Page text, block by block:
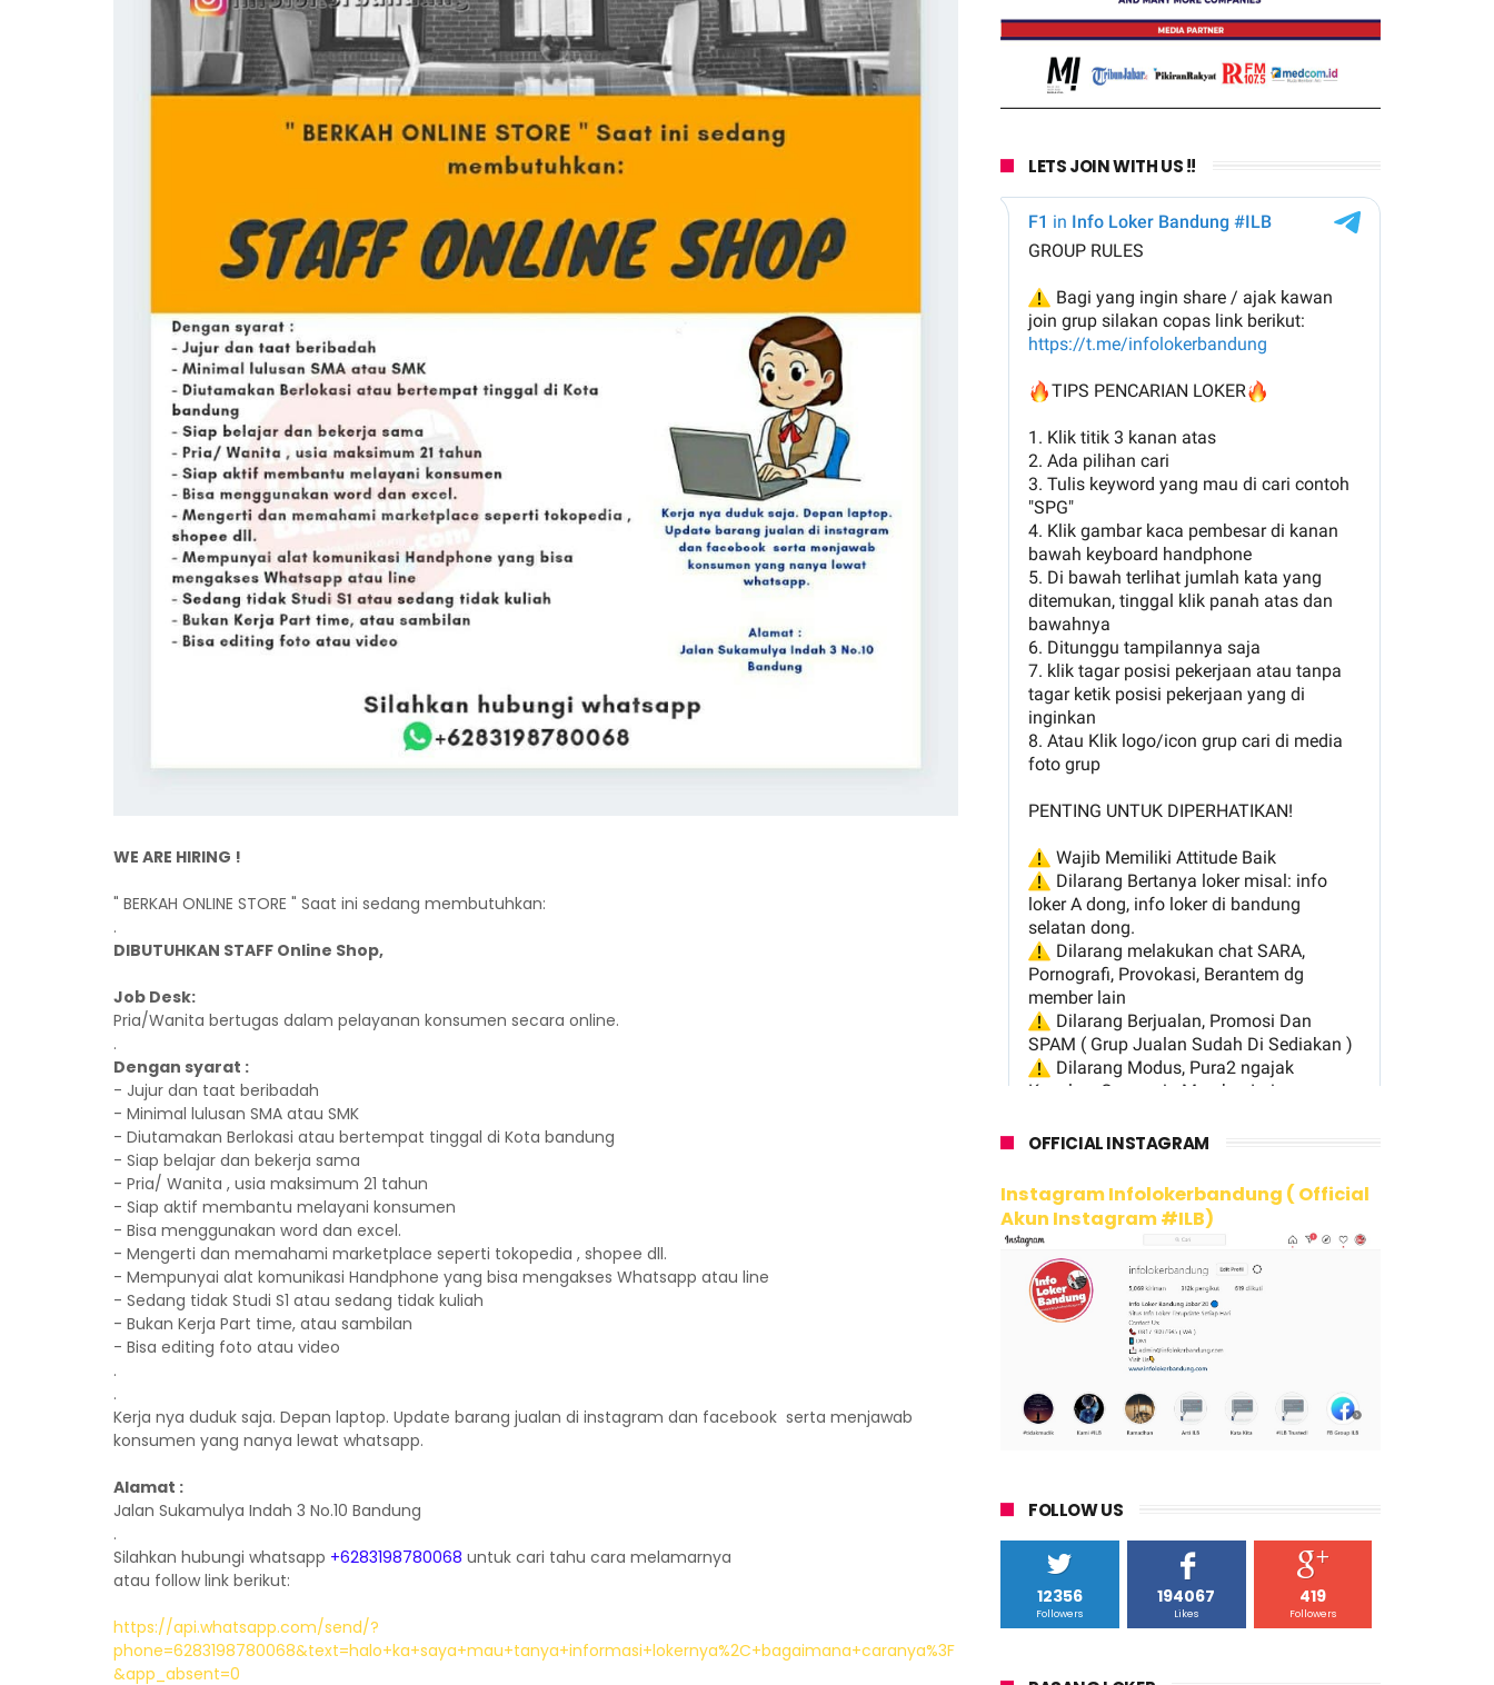
WE ARE HIRING !
" BERKAH ONLINE STORE " Saat ini sedang membutuhkan:
.
DIBUTUHKAN STAFF Online Shop,
Job Desk:
Pria/Wanita bertugas dalam pelayanan konsumen secara online.
.
Dengan syarat :
- Jujur dan taat beribadah
- Minimal lulusan SMA atau SMK
- Diutamakan Berlokasi atau bertempat tinggal di Kota bandung
- Siap belajar dan bekerja sama
- Pria/ Wanita , usia maksimum 21 tahun
- Siap aktif membantu melayani konsumen
- Bisa menggunakan word dan excel.
- Mengerti dan memahami marketplace seperti tokopedia , shopee dll.
- Mempunyai alat komunikasi Handphone yang bisa mengakses Whatsapp atau line
- Sedang tidak Studi S1 atau sedang tidak kuliah
- Bukan Kerja Part time, atau sambilan
- Bisa editing foto atau video
.
.
Kerja nya duduk saja. Depan laptop. Update barang jualan di instagram dan facebook serta menjawab
konsumen yang nanya lewat whatsapp.
Alamat :
Jalan Sukamulya Indah 3 No.10 Bandung
.
Silahkan hubungi whatsapp +6283198780068 untuk cari tahu cara melamarnya
atau follow link berikut:
https://api.whatsapp.com/send/?
phone=6283198780068&text=halo+ka+saya+mau+tanya+informasi+lokernya%2C+bagaimana+caranya%3F
&app_absent=0
LETS JOIN WITH US !!
OFFICIAL INSTAGRAM
Instagram Infolokerbandung ( Official
Akun Instagram #ILB)
FOLLOW US
12356
Followers
194067
Likes
419
Followers